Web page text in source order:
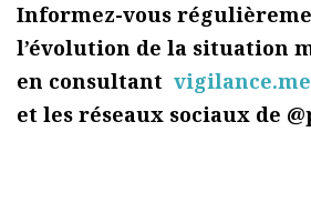
Informez-vous
l’évolution de la situation
en consultant
et les réseaux sociaux de